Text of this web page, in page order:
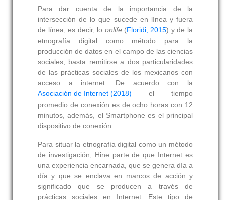
Para dar cuenta de la importancia de la
intersección de lo que sucede en línea y fuera
de línea, es decir, lo onlife(Floridi, 2015) y de la
etnografía digital como método para la
producción de datos en el campo de las ciencias
sociales, basta remitirse a dos particularidades
de las prácticas sociales de los mexicanos con
acceso a internet. De acuerdo con la
Asociación de Internet (2018) el tiempo
promedio de conexión es de ocho horas con 12
minutos, además, el Smartphone es el principal
dispositivo de conexión.
Para situar la etnografía digital como un método
de investigación, Hine parte de que Internet es
una experiencia encarnada, que se genera día a
día y que se enclava en marcos de acción y
significado que se producen a través de
prácticas sociales en Internet. Este tipo de